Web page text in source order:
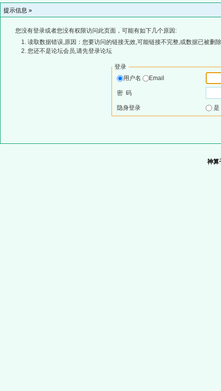
提示信息 »
您没有登录或者您没有权限访问此页面，可能有如下几个原因:
读取数据错误,原因：您要访问的链接无效,可能链接不完整,或数据已被删
您还不是论坛会员,请先登录论坛
登录
用户名
Email
密 码
隐身登录
神算